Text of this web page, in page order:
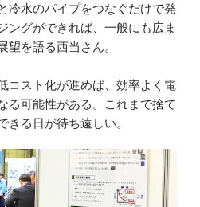
冷水のパイプをつなぐだけで発
ングができれば、一般にも広ま
望を語る西当さん。
コスト化が進めば、効率よく電
る可能性がある。これまで捨て
きる日が待ち遠しい。